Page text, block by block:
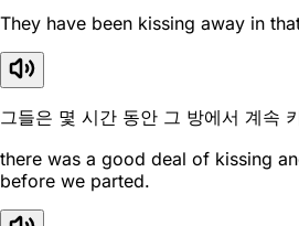
They have been kissing away in
그들은 몇 시간 동안 그 방에서 계속
there was a good deal of kissing
before we parted.